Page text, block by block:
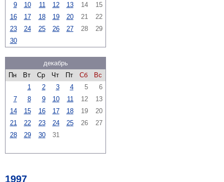
9
10 11 12 13 14
15
16
17 18 19 20 21
22
23
24 25 26 27 28
29
30
декабрь
Пн
Вт Ср Чт Пт Сб
Вс
1
2 3 4 5
6
7
8 9 10 11 12
13
14
15 16 17 18 19
20
21
22 23 24 25 26
27
28
29 30 31
1997